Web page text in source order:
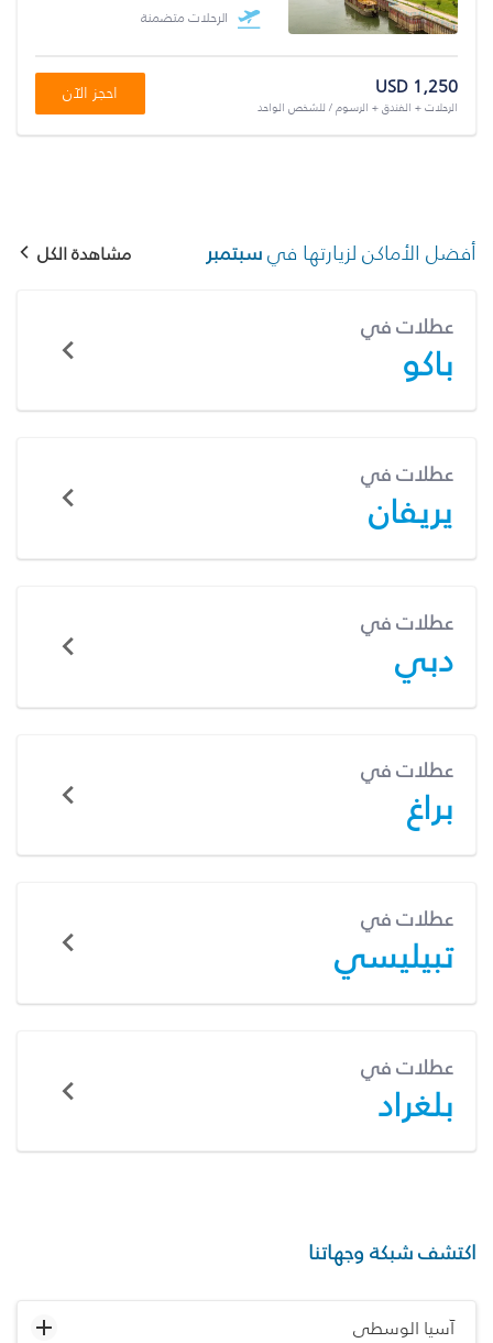
الرحلات متضمنة
USD 1,250
الرحلات + الفندق + الرسوم / للشخص الواحد
احجز الآن
أفضل الأماكن لزيارتها فيسبتمبر مشاهدة الكل
عطلات في
باكو
عطلات في
يريفان
عطلات في
دبي
عطلات في
براغ
عطلات في
تبيليسي
عطلات في
بلغراد
اكتشف شبكة وجهاتنا
آسيا الوسطى